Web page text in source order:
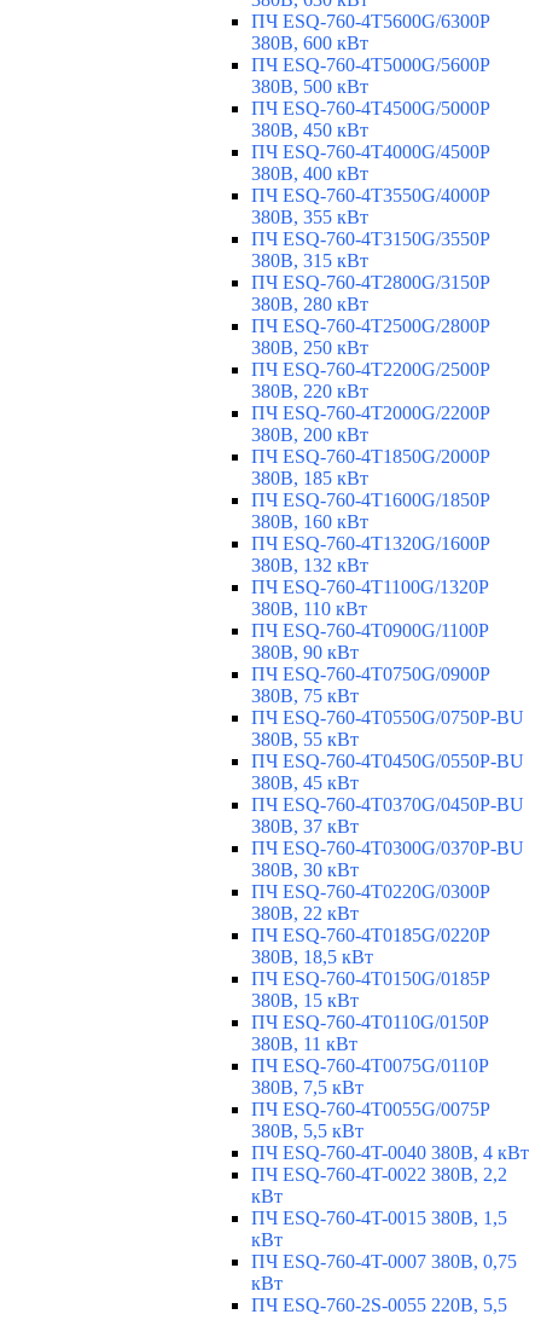
ПЧ ESQ-760-4T5600G/6300P
380В, 600 кВт
ПЧ ESQ-760-4T5000G/5600P
380В, 500 кВт
ПЧ ESQ-760-4T4500G/5000P
380В, 450 кВт
ПЧ ESQ-760-4T4000G/4500P
380В, 400 кВт
ПЧ ESQ-760-4T3550G/4000P
380В, 355 кВт
ПЧ ESQ-760-4T3150G/3550P
380В, 315 кВт
ПЧ ESQ-760-4T2800G/3150P
380В, 280 кВт
ПЧ ESQ-760-4T2500G/2800P
380В, 250 кВт
ПЧ ESQ-760-4T2200G/2500P
380В, 220 кВт
ПЧ ESQ-760-4T2000G/2200P
380В, 200 кВт
ПЧ ESQ-760-4T1850G/2000P
380В, 185 кВт
ПЧ ESQ-760-4T1600G/1850P
380В, 160 кВт
ПЧ ESQ-760-4T1320G/1600P
380В, 132 кВт
ПЧ ESQ-760-4T1100G/1320P
380В, 110 кВт
ПЧ ESQ-760-4T0900G/1100P
380В, 90 кВт
ПЧ ESQ-760-4T0750G/0900P
380В, 75 кВт
ПЧ ESQ-760-4T0550G/0750P-BU
380В, 55 кВт
ПЧ ESQ-760-4T0450G/0550P-BU
380В, 45 кВт
ПЧ ESQ-760-4T0370G/0450P-BU
380В, 37 кВт
ПЧ ESQ-760-4T0300G/0370P-BU
380В, 30 кВт
ПЧ ESQ-760-4T0220G/0300P
380В, 22 кВт
ПЧ ESQ-760-4T0185G/0220P
380В, 18,5 кВт
ПЧ ESQ-760-4T0150G/0185P
380В, 15 кВт
ПЧ ESQ-760-4T0110G/0150P
380В, 11 кВт
ПЧ ESQ-760-4T0075G/0110P
380В, 7,5 кВт
ПЧ ESQ-760-4T0055G/0075P
380В, 5,5 кВт
ПЧ ESQ-760-4T-0040 380В, 4 кВт
ПЧ ESQ-760-4T-0022 380В, 2,2
кВт
ПЧ ESQ-760-4T-0015 380В, 1,5
кВт
ПЧ ESQ-760-4T-0007 380В, 0,75
кВт
ПЧ ESQ-760-2S-0055 220В, 5,5